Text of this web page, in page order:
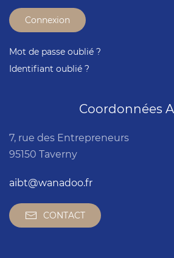
Connexion
Mot de passe oublié ?
Identifiant oublié ?
Coordonnées
7, rue des Entrepreneurs
95150 Taverny
aibt@wanadoo.fr
CONTACT